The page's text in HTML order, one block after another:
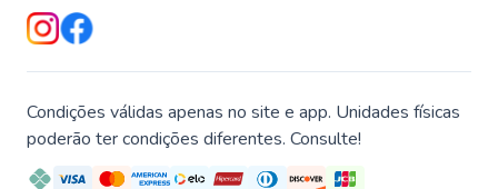
Condições válidas apenas no site e app. Unidades físicas
poderão ter condições diferentes. Consulte!